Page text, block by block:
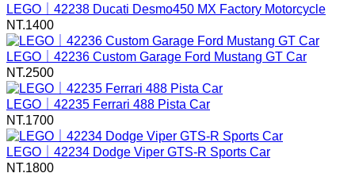
LEGO｜42238 Ducati Desmo450 MX Factory Motorcycle
NT.1400
LEGO｜42236 Custom Garage Ford Mustang GT Car
NT.2500
LEGO｜42235 Ferrari 488 Pista Car
NT.1700
LEGO｜42234 Dodge Viper GTS-R Sports Car
NT.1800